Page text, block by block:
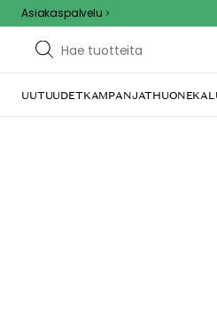
Asiakaspalvelu
UUTUUDETKAMPANJAT